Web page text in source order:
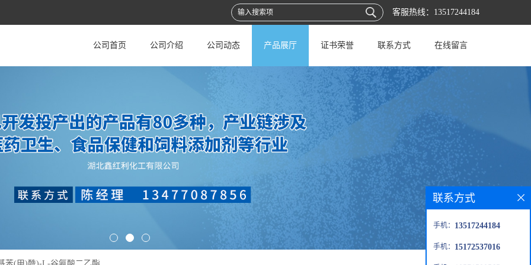
客服热线： 13517244184
公司首页 公司介绍 公司动态 产品展厅 证书荣誉 联系方式 在线留言
联系方式
手机： 13517244184
手机： 15172537016